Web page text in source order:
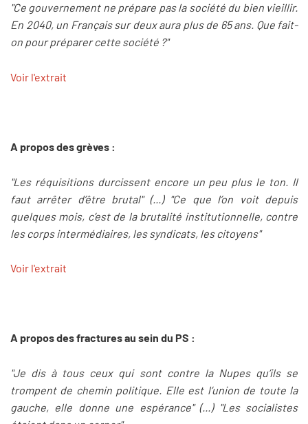
"Ce gouvernement ne prépare pas la société du bien vieillir.
En 2040, un Français sur deux aura plus de 65 ans. Que fait-
on pour préparer cette société ?"
Voir l'extrait
A propos des grèves :
"Les réquisitions durcissent encore un peu plus le ton. Il
faut arrêter d’être brutal" (...) "Ce que l’on voit depuis
quelques mois, c’est de la brutalité institutionnelle, contre
les corps intermédiaires, les syndicats, les citoyens"
Voir l'extrait
A propos des fractures au sein du PS :
"Je dis à tous ceux qui sont contre la Nupes qu’ils se
trompent de chemin politique. Elle est l’union de toute la
gauche, elle donne une espérance" (...) "Les socialistes